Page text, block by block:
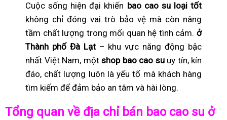
Cuộc sống hiện đại khiến bao cao su loại tốt
không chỉ đóng vai trò bảo vệ mà còn nâng
tầm chất lượng trong mối quan hệ tình cảm. ở
Thành phố Đà Lạt– khu vực năng động bậc
nhất Việt Nam, một shop bao cao suuy tín, kín
đáo, chất lượng luôn là yếu tố mà khách hàng
tìm kiếm để đảm bảo an tâm và hài lòng.
Tổng quan về địa chỉ bán bao cao su ở